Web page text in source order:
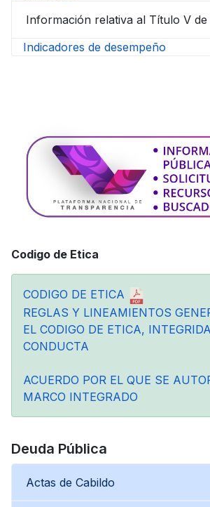
Información relativa al Título V de
Indicadores de desempeño
Codigo de Etica
CODIGO DE ETICA
REGLAS Y LINEAMIENTOS
EL CODIGO DE ETICA,
CONDUCTA
ACUERDO POR EL QUE SE
MARCO INTEGRADO
Deuda Pública
Actas de Cabildo